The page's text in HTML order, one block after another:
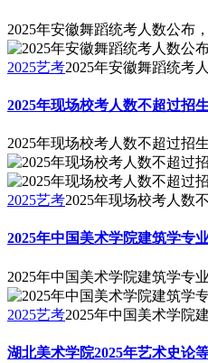
2025年安徽舞蹈统考人数公布
2025艺考2025年安徽舞蹈统考
2025年现场校考人数不超过招
2025年现场校考人数不超过招
2025艺考2025年现场校考人数
2025年中国美术学院建筑学专
2025年中国美术学院建筑学专
2025艺考2025年中国美术学院
湖北美术学院2025年艺术史论